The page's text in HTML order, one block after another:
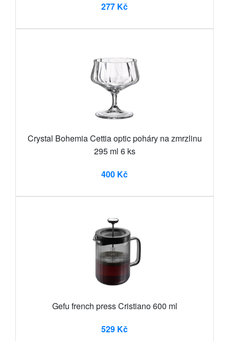
277 Kč
Crystal Bohemia Cettia optic poháry na zmrzlinu
295 ml 6 ks
400 Kč
Gefu french press Cristiano 600 ml
529 Kč